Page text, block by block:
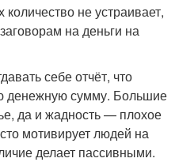
не устраивает,
на деньги на
себе отчёт, что
денежную сумму. Большие
да и жадность — плохое
мотивирует людей на
делает пассивными.